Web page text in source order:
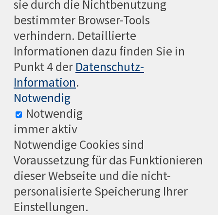
sie durch die Nichtbenutzung
bestimmter Browser-Tools
verhindern. Detaillierte
Informationen dazu finden Sie in
Punkt 4 der Datenschutz-
Information.
Notwendig
Notwendig
immer aktiv
Notwendige Cookies sind
Voraussetzung für das Funktionieren
dieser Webseite und die nicht-
personalisierte Speicherung Ihrer
Einstellungen.